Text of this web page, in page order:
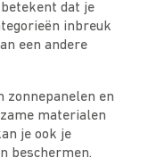
dat je
inbreuk
een andere
zonnepanelen en
materialen
je ook je
beschermen.